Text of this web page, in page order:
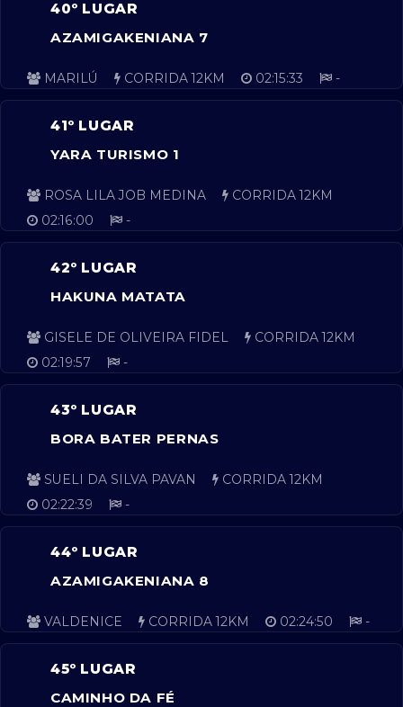
40º LUGAR
AZAMIGAKENIANA 7
MARILÚ CORRIDA 12KM 02:15:33 -
41º LUGAR
YARA TURISMO 1
ROSA LILA JOB MEDINA
CORRIDA 12KM
02:16:00
-
42º LUGAR
HAKUNA MATATA
GISELE DE OLIVEIRA FIDEL
CORRIDA 12KM
02:19:57
-
43º LUGAR
BORA BATER PERNAS
SUELI DA SILVA PAVAN
CORRIDA 12KM
02:22:39
-
44º LUGAR
AZAMIGAKENIANA 8
VALDENICE CORRIDA 12KM 02:24:50 -
45º LUGAR
CAMINHO DA FÉ